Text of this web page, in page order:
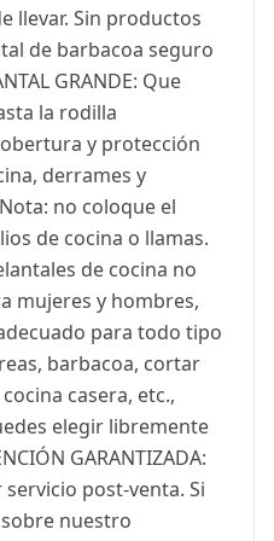
llevar. Sin productos
de barbacoa seguro
GRANDE: Que
la rodilla
y protección
derrames y
no coloque el
de cocina o llamas.
de cocina no
mujeres y hombres,
para todo tipo
barbacoa, cortar
casera, etc.,
elegir libremente
GARANTIZADA:
post-venta. Si
nuestro